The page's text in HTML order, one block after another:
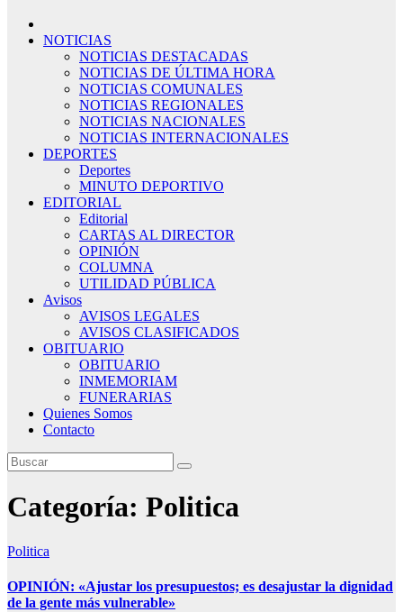
NOTICIAS
NOTICIAS DESTACADAS
NOTICIAS DE ÚLTIMA HORA
NOTICIAS COMUNALES
NOTICIAS REGIONALES
NOTICIAS NACIONALES
NOTICIAS INTERNACIONALES
DEPORTES
Deportes
MINUTO DEPORTIVO
EDITORIAL
Editorial
CARTAS AL DIRECTOR
OPINIÓN
COLUMNA
UTILIDAD PÚBLICA
Avisos
AVISOS LEGALES
AVISOS CLASIFICADOS
OBITUARIO
OBITUARIO
INMEMORIAM
FUNERARIAS
Quienes Somos
Contacto
Categoría: Politica
Politica
OPINIÓN: «Ajustar los presupuestos; es desajustar la dignidad
de la gente más vulnerable»